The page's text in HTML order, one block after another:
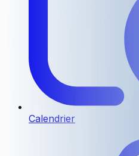
Calendrier